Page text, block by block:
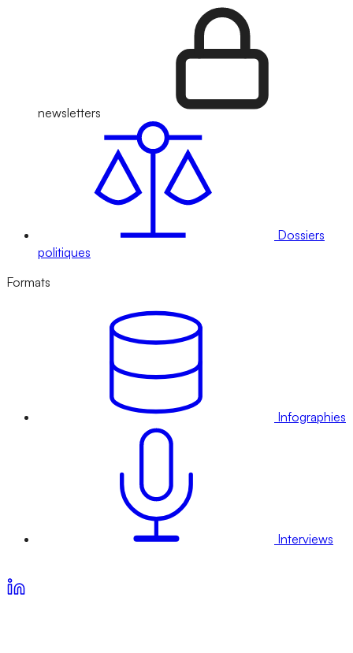
newsletters
Dossiers
politiques
Formats
Infographies
Interviews